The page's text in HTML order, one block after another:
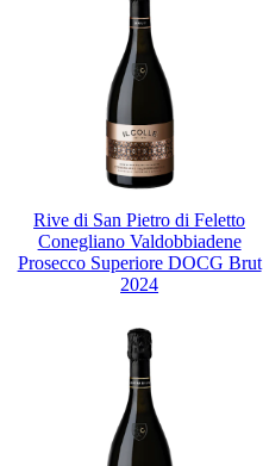
Rive di San Pietro di Feletto
Conegliano Valdobbiadene
Prosecco Superiore DOCG Brut
2024